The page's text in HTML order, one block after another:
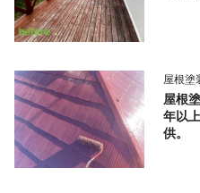
屋根塗
屋根
年以
供。